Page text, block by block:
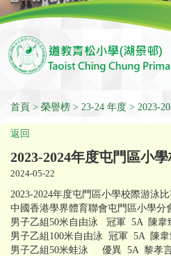
首頁 榮譽榜 23-24 年度 2023-
返回
2023-2024年度屯門區小
2024-05-22
2023-2024年度屯門區小學校際游泳比
中國香港學界體育聯會屯門區小學分
男子乙組50米自由泳 冠軍 5A 陳韋
男子乙組100米自由泳 冠軍 5A 陳韋
男子乙組50米蛙泳 優異 5A 黎孝